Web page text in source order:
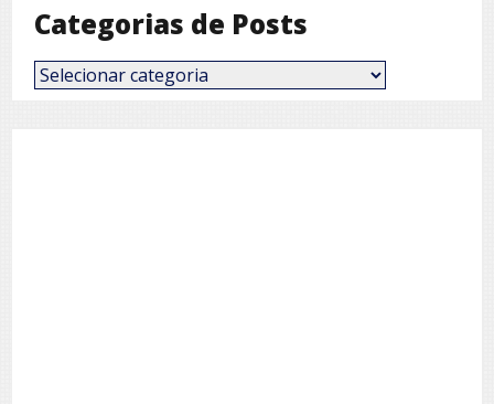
Categorias de Posts
Categorias
de